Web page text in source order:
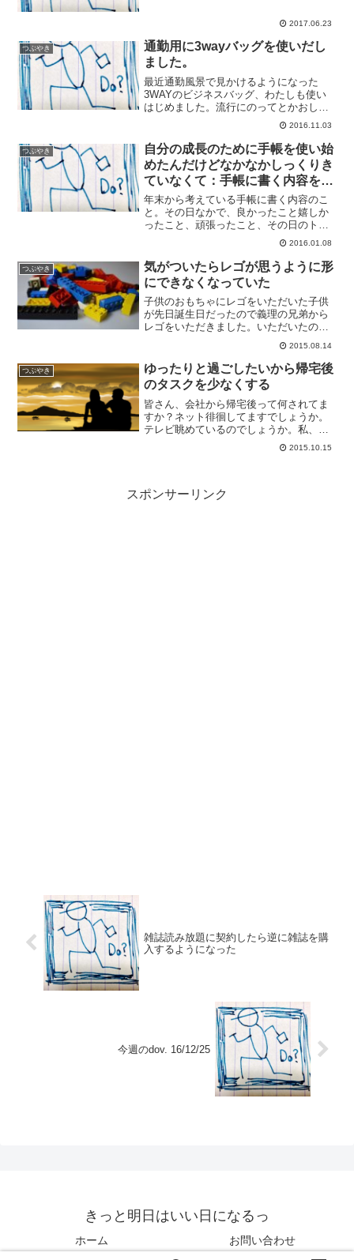
りません。わたしの生活でキーボードを
時間に練習できるように...
2017.06.23
つぶやき
通勤用に3wayバッグを使いだし
ました。
最近通勤風景で見かけるようになった
3WAYのビジネスバッグ、わたしも使い
はじめました。流行にのってとかおしゃ
れのためとかそんなんじゃなくて肩こり
低減のためなんですけどね。今回はこの
あたりをまとめてみます。手提げは肩こ
りにつらいいままでの通勤...
2016.11.03
つぶやき
自分の成長のために手帳を使い始
めたんだけどなかなかしっくりき
ていなくて：手帳に書く内容を悩
む
年末から考えている手帳に書く内容のこ
と。その日なかで、良かったこと嬉しか
ったこと、頑張ったこと、その日のトピ
ックスを簡単に書き始めたんですけどな
んだか足りない感じなんですよね。今書
いていること良かったこと・嬉しかった
ことを書く頑張ったことを...
2016.01.08
つぶやき
気がついたらレゴが思うように形
にできなくなっていた
子供のおもちゃにレゴをいただいた子供
が先日誕生日だったので義理の兄弟から
レゴをいただきました。いただいたのは
レゴのクラシック、何かの形に組み立て
るためのパーツがあるのではなく、何で
もできるためにパーツが集められている
もの。子供はまだ小さいの...
2015.08.14
つぶやき
ゆったりと過ごしたいから帰宅後
のタスクを少なくする
皆さん、会社から帰宅後って何されてま
すか？ネット徘徊してますでしょうか。
テレビ眺めているのでしょうか。私、帰
宅後はイソイソと沢山のタスクをこなす
事ばかり考えていたのですが、それをや
2015.10.15
スポンサーリンク
雑誌読み放題に契約したら逆に雑誌を購
入するようになった
今週のdov. 16/12/25
きっと明日はいい日になるっ
ホーム お問い合わせ